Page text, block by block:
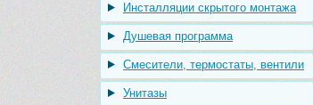
Инсталляции скрытого монтажа
Душевая программа
Смесители, термостаты, вентили
Унитазы